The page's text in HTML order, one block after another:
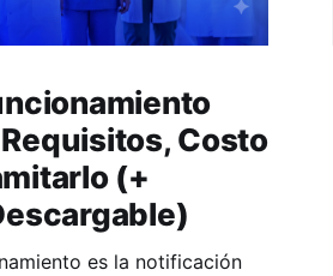
Requisitos, Costo
(+
es la notificación